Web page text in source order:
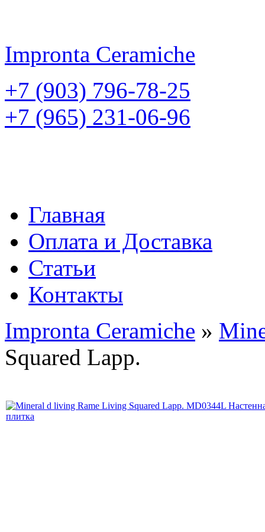
Impronta Ceramiche
+7 (903) 796-78-25
+7 (965) 231-06-96
Главная
Оплата и Доставка
Статьи
Контакты
Impronta Ceramiche »
Squared Lapp.